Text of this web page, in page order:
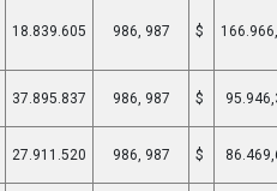
18.839.605 986, 987 $
37.895.837 986, 987 $
27.911.520 986, 987 $